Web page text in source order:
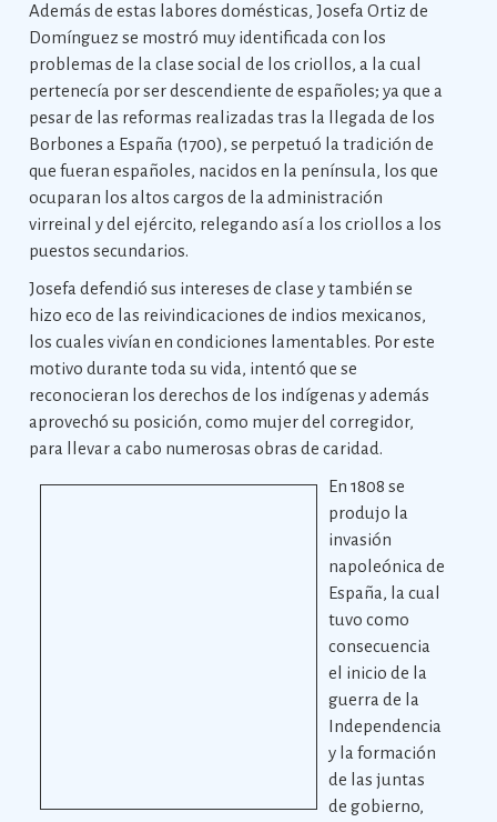
Además de estas labores domésticas, Josefa Ortiz de
Domínguez se mostró muy identificada con los
problemas de la clase social de los criollos, a la cual
pertenecía por ser descendiente de españoles; ya que a
pesar de las reformas realizadas tras la llegada de los
Borbones a España (1700), se perpetuó la tradición de
que fueran españoles, nacidos en la península, los que
ocuparan los altos cargos de la administración
virreinal y del ejército, relegando así a los criollos a los
puestos secundarios.
Josefa defendió sus intereses de clase y también se
hizo eco de las reivindicaciones de indios mexicanos,
los cuales vivían en condiciones lamentables. Por este
motivo durante toda su vida, intentó que se
reconocieran los derechos de los indígenas y además
aprovechó su posición, como mujer del corregidor,
para llevar a cabo numerosas obras de caridad.
En 1808 se
produjo la
invasión
napoleónica de
España, la cual
tuvo como
consecuencia
el inicio de la
guerra de la
Independencia
y la formación
de las juntas
de gobierno,